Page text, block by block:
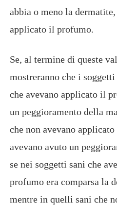
abbia o meno la
applicato il profumo.
Se, al termine di queste
mostreranno che i
che avevano applicato il
un peggioramento della
che non avevano
avevano avuto un
se nei soggetti sani che
profumo era comparsa la
mentre in quelli sani che